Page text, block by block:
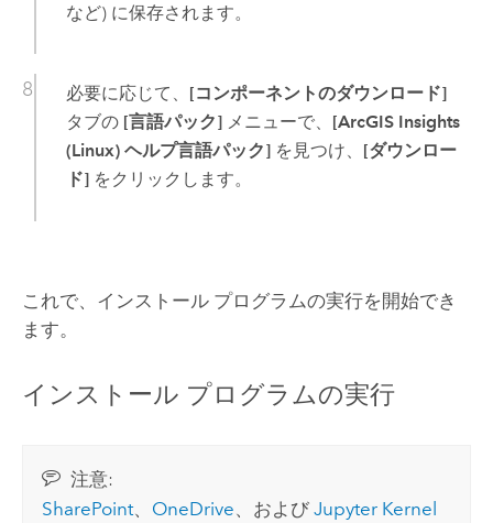
など) に保存されます。
必要に応じて、 [コンポーネントのダウンロード]
タブの [言語パック]メニューで、 [ArcGIS Insights
(Linux) ヘルプ言語パック]を見つけ、 [ダウンロー
ド]をクリックします。
これで、インストール プログラムの実行を開始でき
ます。
インストール プログラムの実行
注意:
SharePoint、 OneDrive、およびJupyter Kernel